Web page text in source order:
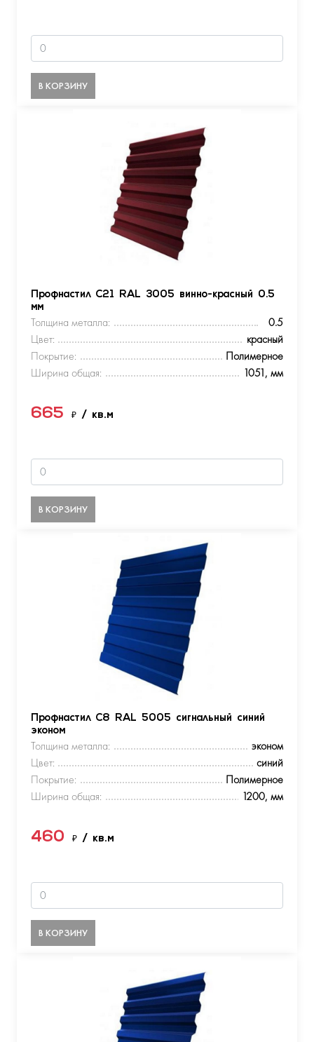
В КОРЗИНУ
Профнастил С21 RAL 3005 винно-красный 0.5
мм
Толщина металла:
0.5
Цвет:
красный
Покрытие:
Полимерное
Ширина общая:
1051, мм
665 ₽ / кв.м
В КОРЗИНУ
Профнастил С8 RAL 5005 сигнальный синий
эконом
Толщина металла:
эконом
Цвет:
синий
Покрытие:
Полимерное
Ширина общая:
1200, мм
460 ₽ / кв.м
В КОРЗИНУ